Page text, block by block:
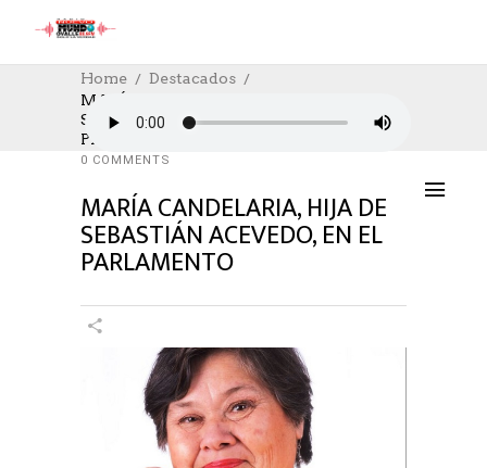
Home
Destacados
MARÍA CANDELARIA, HIJA DE
SEBASTIÁN ACEVEDO, EN EL
PARLAMENTO
DESTACADOS POLÍTICA
18/01/2022
AUTHOR: HECTOR
0 COMMENTS
MARÍA CANDELARIA, HIJA DE
SEBASTIÁN ACEVEDO, EN EL
PARLAMENTO